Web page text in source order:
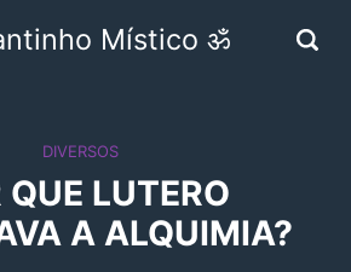
Místico ॐ
DIVERSOS
QUE LUTERO
A ALQUIMIA?